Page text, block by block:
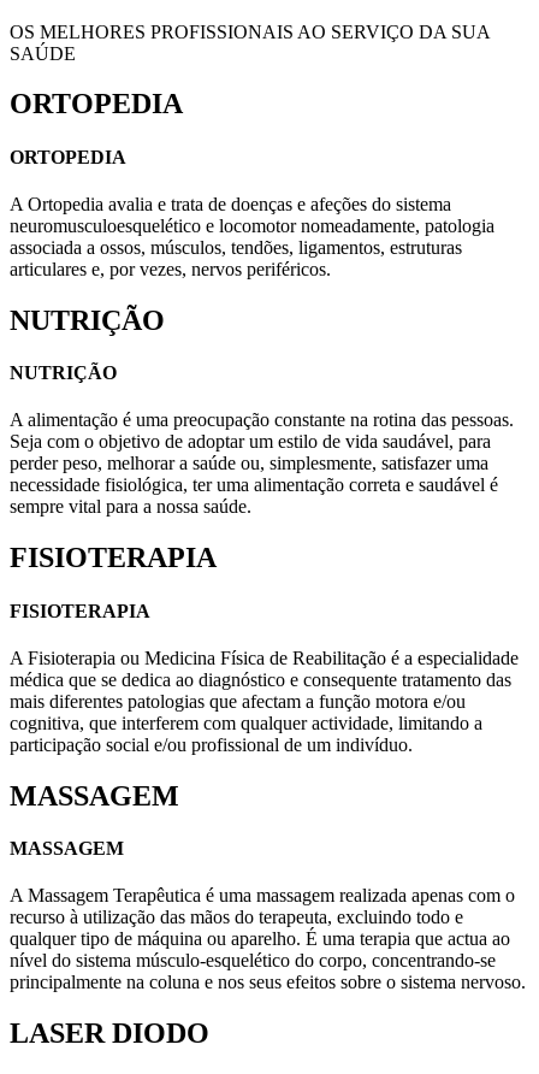
OS MELHORES PROFISSIONAIS AO SERVIÇO DA SUA
SAÚDE
ORTOPEDIA
ORTOPEDIA
A Ortopedia avalia e trata de doenças e afeções do sistema
neuromusculoesquelético e locomotor nomeadamente, patologia
associada a ossos, músculos, tendões, ligamentos, estruturas
articulares e, por vezes, nervos periféricos.
NUTRIÇÃO
NUTRIÇÃO
A alimentação é uma preocupação constante na rotina das pessoas.
Seja com o objetivo de adoptar um estilo de vida saudável, para
perder peso, melhorar a saúde ou, simplesmente, satisfazer uma
necessidade fisiológica, ter uma alimentação correta e saudável é
sempre vital para a nossa saúde.
FISIOTERAPIA
FISIOTERAPIA
A Fisioterapia ou Medicina Física de Reabilitação é a especialidade
médica que se dedica ao diagnóstico e consequente tratamento das
mais diferentes patologias que afectam a função motora e/ou
cognitiva, que interferem com qualquer actividade, limitando a
participação social e/ou profissional de um indivíduo.
MASSAGEM
MASSAGEM
A Massagem Terapêutica é uma massagem realizada apenas com o
recurso à utilização das mãos do terapeuta, excluindo todo e
qualquer tipo de máquina ou aparelho. É uma terapia que actua ao
nível do sistema músculo-esquelético do corpo, concentrando-se
principalmente na coluna e nos seus efeitos sobre o sistema nervoso.
LASER DIODO